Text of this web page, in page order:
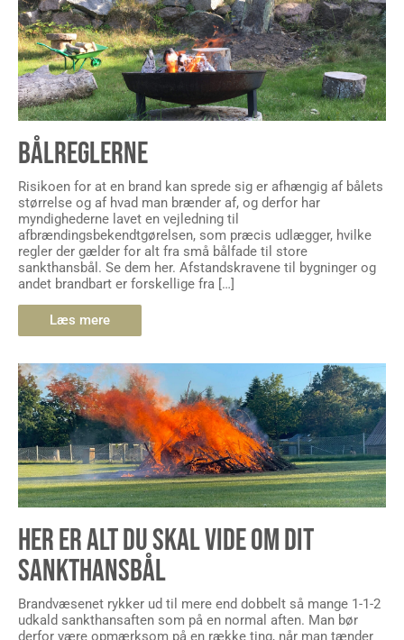
BÅLREGLERNE
Risikoen for at en brand kan sprede sig er afhængig af bålets
størrelse og af hvad man brænder af, og derfor har
myndighederne lavet en vejledning til
afbrændingsbekendtgørelsen, som præcis udlægger, hvilke
regler der gælder for alt fra små bålfade til store
sankthansbål. Se dem her. Afstandskravene til bygninger og
andet brandbart er forskellige fra […]
Læs mere
HER ER ALT DU SKAL VIDE OM DIT
SANKTHANSBÅL
Brandvæsenet rykker ud til mere end dobbelt så mange 1-1-2
udkald sankthansaften som på en normal aften. Man bør